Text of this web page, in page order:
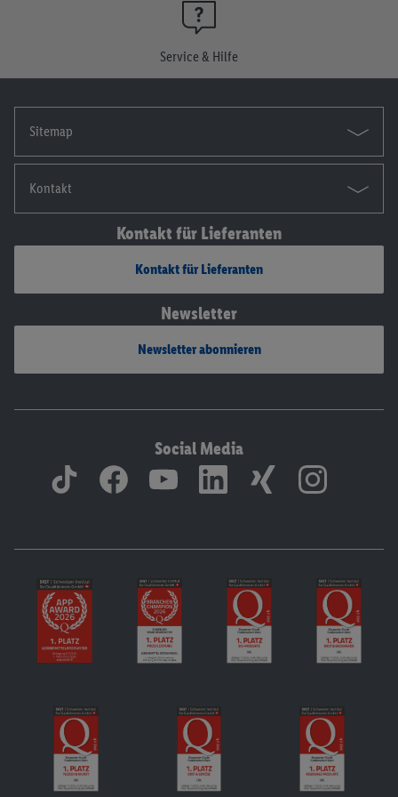
Service & Hilfe
Sitemap
Kontakt
Kontakt für Lieferanten
Kontakt für Lieferanten
Newsletter
Newsletter abonnieren
Social Media
Die Impressen findest du hier.